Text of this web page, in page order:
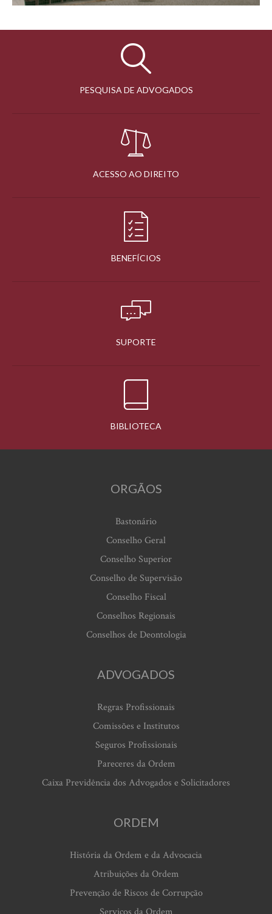
PESQUISA DE ADVOGADOS
ACESSO AO DIREITO
BENEFÍCIOS
SUPORTE
BIBLIOTECA
ORGÃOS
Bastonário
Conselho Geral
Conselho Superior
Conselho de Supervisão
Conselho Fiscal
Conselhos Regionais
Conselhos de Deontologia
ADVOGADOS
Regras Profissionais
Comissões e Institutos
Seguros Profissionais
Pareceres da Ordem
Caixa Previdência dos Advogados e Solicitadores
ORDEM
História da Ordem e da Advocacia
Atribuições da Ordem
Prevenção de Riscos de Corrupção